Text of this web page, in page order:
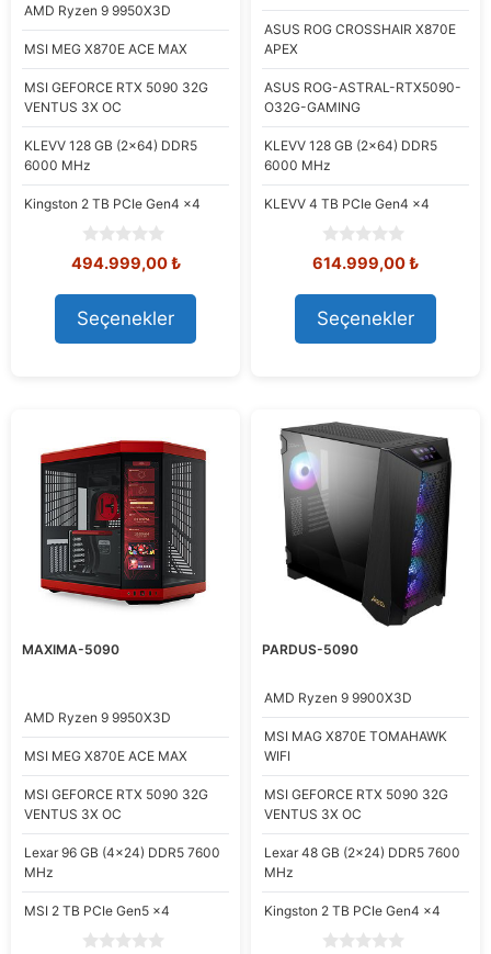
AMD Ryzen 9 9950X3D
MSI MEG X870E ACE MAX
MSI GEFORCE RTX 5090 32G
VENTUS 3X OC
KLEVV 128 GB (2x64) DDR5
6000 MHz
Kingston 2 TB PCIe Gen4 x4
0
o
u
t
o
f
Orijinal
575.343,58 ₺.
494.999,00₺Şu
Seçenekler
ASUS ROG CROSSHAIR X870E
APEX
ASUS ROG-ASTRAL-RTX5090-
O32G-GAMING
KLEVV 128 GB (2x64) DDR5
6000 MHz
KLEVV 4 TB PCIe Gen4 x4
0
o
u
t
o
f
Orijinal
632.601,70 ₺.
614.999,00₺Şu
Seçenekler
MAXIMA-5090
AMD Ryzen 9 9950X3D
MSI MEG X870E ACE MAX
MSI GEFORCE RTX 5090 32G
VENTUS 3X OC
Lexar 96 GB (4x24) DDR5 7600
MHz
MSI 2 TB PCIe Gen5 x4
PARDUS-5090
AMD Ryzen 9 9900X3D
MSI MAG X870E TOMAHAWK
WIFI
MSI GEFORCE RTX 5090 32G
VENTUS 3X OC
Lexar 48 GB (2x24) DDR5 7600
MHz
Kingston 2 TB PCIe Gen4 x4